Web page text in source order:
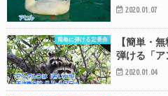
2020.01.07
簡単に弾ける定番曲
【簡単・
弾ける「ア
2020.01.04